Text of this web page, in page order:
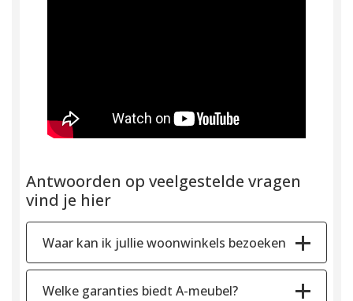
Antwoorden op veelgestelde vragen
vind je hier
Waar kan ik jullie woonwinkels bezoeken
Welke garanties biedt A-meubel?